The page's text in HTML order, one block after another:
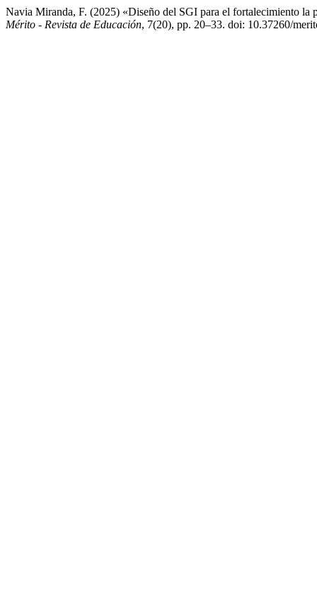
Navia Miranda, F. (2025) «Diseño del SGI para el fortalecimiento
Mérito - Revista de Educación, 7(20), pp. 20–33. doi: 10.37260/